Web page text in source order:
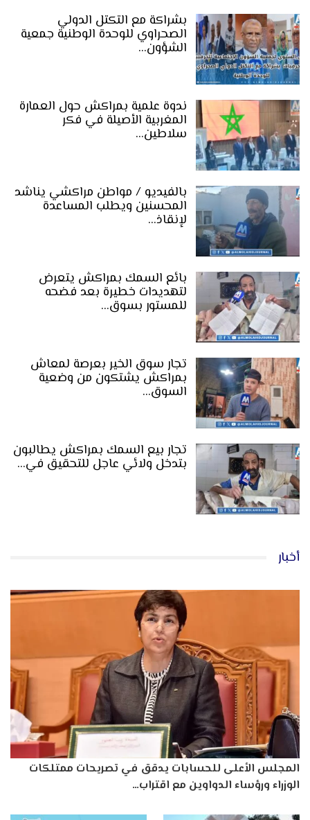
بشراكة مع التكتل الدولي
الصحراوي للوحدة الوطنية جمعية
الشؤون…
ندوة علمية بمراكش حول العمارة
المغربية الأصيلة في فكر
سلاطين…
بالفيديو / مواطن مراكشي يناشد
المحسنين ويطلب المساعدة
لإنقاذ…
بائع السمك بمراكش يتعرض
لتهديدات خطيرة بعد فضحه
للمستور بسوق…
تجار سوق الخير بعرصة لمعاش
بمراكش يشتكون من وضعية
السوق…
تجار بيع السمك بمراكش يطالبون
بتدخل ولائي عاجل للتحقيق في…
أخبار
المجلس الأعلى للحسابات يدقق في تصريحات ممتلكات
الوزراء ورؤساء الدواوين مع اقتراب…